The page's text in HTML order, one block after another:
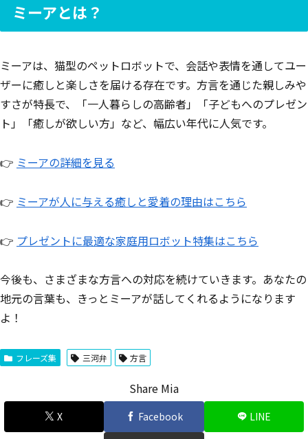
ミーアとは？
ミーアは、猫型のペットロボットで、会話や表情を通してユー
ザーに癒しと楽しさを届ける存在です。方言を通じた親しみや
すさが特長で、「一人暮らしの高齢者」「子どもへのプレゼン
ト」「癒しが欲しい方」など、幅広い年代に人気です。
👉 ミーアの詳細を見る
👉 ミーアが人に与える癒しと愛着の理由はこちら
👉 プレゼントに最適な家庭用ロボット特集はこちら
今後も、さまざまな方言への対応を続けていきます。あなたの
地元の言葉も、きっとミーアが話してくれるようになります
よ！
フレーズ集 三河弁 方言
Share Mia
X Facebook LINE